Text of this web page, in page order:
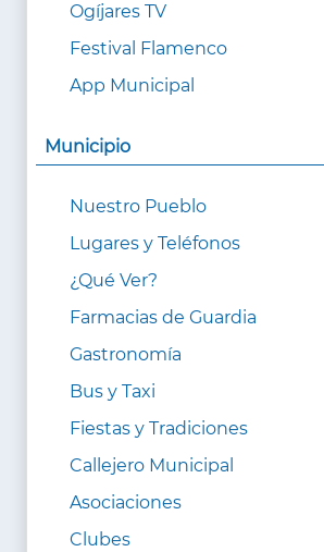
Ogíjares TV
Festival Flamenco
App Municipal
Municipio
Nuestro Pueblo
Lugares y Teléfonos
¿Qué Ver?
Farmacias de Guardia
Gastronomía
Bus y Taxi
Fiestas y Tradiciones
Callejero Municipal
Asociaciones
Clubes